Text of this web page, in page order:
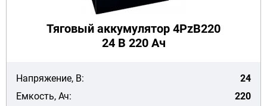
Тяговый аккумулятор 4PzB220
24 В 220 Ач
Напряжение, В:
24
Емкость, Ач:
220